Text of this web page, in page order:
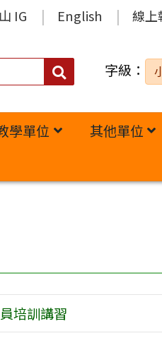
IG English 線上
搜
字級：
學單位 其他單位
培訓講習